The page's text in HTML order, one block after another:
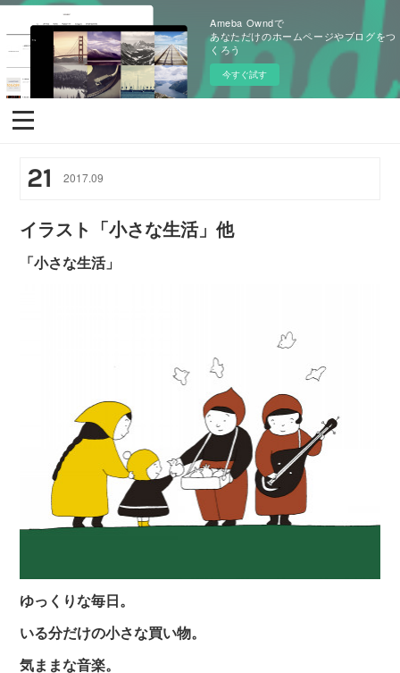
Ameba Owndで
あなただけのホームページやブログをつ
くろう
今すぐ試す
21 2017.09
イラスト「小さな生活」他
「小さな生活」
ゆっくりな毎日。
いる分だけの小さな買い物。
気ままな音楽。